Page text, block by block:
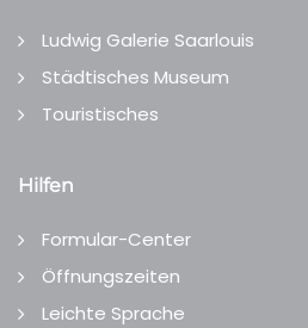
Ludwig Galerie Saarlouis
Städtisches Museum
Touristisches
Hilfen
Formular-Center
Öffnungszeiten
Leichte Sprache